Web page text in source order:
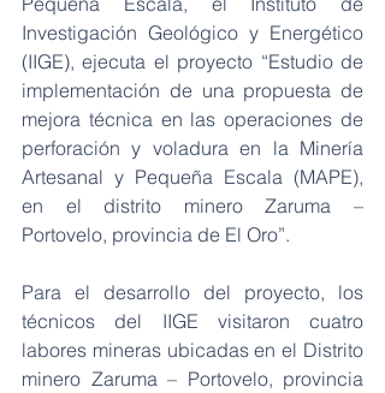
Investigación Geológico y Energético
(IIGE), ejecuta el proyecto “Estudio de
implementación de una propuesta de
mejora técnica en las operaciones de
perforación y voladura en la Minería
Artesanal y Pequeña Escala (MAPE),
en el distrito minero Zaruma –
Portovelo, provincia de El Oro”.
Para el desarrollo del proyecto, los
técnicos del IIGE visitaron cuatro
labores mineras ubicadas en el Distrito
minero Zaruma – Portovelo, provincia